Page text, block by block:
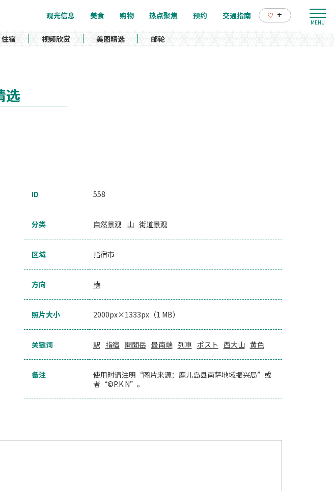
观光信息 美食 购物 热点聚焦 预约 交通指南 +
住宿 视频欣赏 美图精选 邮轮
选
ID 558
分类 自然景观 山 街道景观
区域 指宿市
方向 横
照片大小 2000px×1333px（1 MB）
关键词 駅 指宿 開聞岳 最南端 列車 ポスト 西大山 黄色
备注
使用时请注明“图片来源：鹿儿岛县南萨地域振兴局”或
者“©P.K.N”。